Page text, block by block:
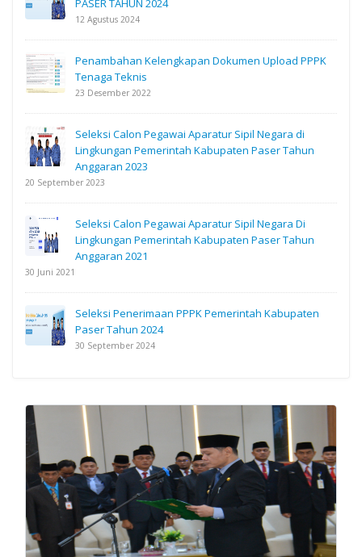
PASER TAHUN 2024
12 Agustus 2024
Penambahan Kelengkapan Dokumen Upload PPPK
Tenaga Teknis
23 Desember 2022
Seleksi Calon Pegawai Aparatur Sipil Negara di
Lingkungan Pemerintah Kabupaten Paser Tahun
Anggaran 2023
20 September 2023
Seleksi Calon Pegawai Aparatur Sipil Negara Di
Lingkungan Pemerintah Kabupaten Paser Tahun
Anggaran 2021
30 Juni 2021
Seleksi Penerimaan PPPK Pemerintah Kabupaten
Paser Tahun 2024
30 September 2024